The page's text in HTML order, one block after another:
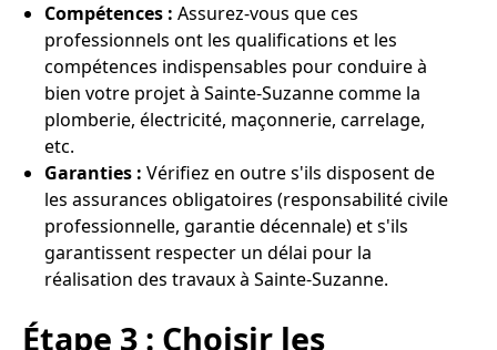
Compétences : Assurez-vous que ces
professionnels ont les qualifications et les
compétences indispensables pour conduire à
bien votre projet à Sainte-Suzanne comme la
plomberie, électricité, maçonnerie, carrelage,
etc.
Garanties : Vérifiez en outre s'ils disposent de
les assurances obligatoires (responsabilité civile
professionnelle, garantie décennale) et s'ils
garantissent respecter un délai pour la
réalisation des travaux à Sainte-Suzanne.
Étape 3 : Choisir les